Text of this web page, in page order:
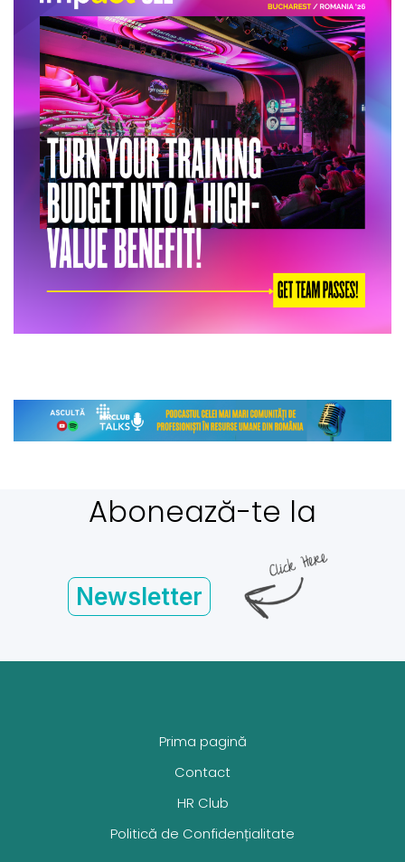
Abonează-te la
Newsletter
Prima pagină
Contact
HR Club
Politică de Confidențialitate